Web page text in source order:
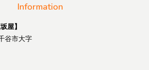
Information
屋】
谷市大字